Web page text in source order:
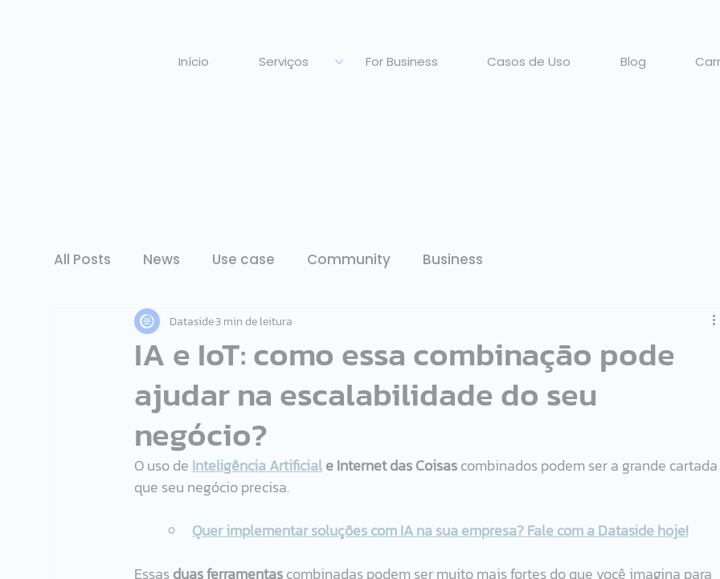
Início Serviços For Business Casos de Uso Blog
All Posts News Use case Community Business
IA e IoT: como essa combinação pode
ajudar na escalabilidade do seu
negócio?
Dataside3 min de leitura
O uso de Inteligência Artificial e Internet das Coisas combinados podem ser a grande
que seu negócio precisa.
Quer implementar soluções com IA na sua empresa? Fale com a Dataside hoje!
Essas duas ferramentas combinadas podem ser muito mais fortes do que você imagina para